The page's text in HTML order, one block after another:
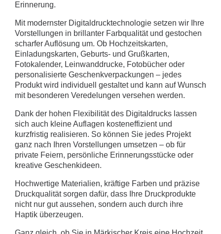
Erinnerung.
Mit modernster Digitaldrucktechnologie setzen wir Ihre
Vorstellungen in brillanter Farbqualität und gestochen
scharfer Auflösung um. Ob Hochzeitskarten,
Einladungskarten, Geburts- und Grußkarten,
Fotokalender, Leinwanddrucke, Fotobücher oder
personalisierte Geschenkverpackungen – jedes
Produkt wird individuell gestaltet und kann auf Wunsch
mit besonderen Veredelungen versehen werden.
Dank der hohen Flexibilität des Digitaldrucks lassen
sich auch kleine Auflagen kosteneffizient und
kurzfristig realisieren. So können Sie jedes Projekt
ganz nach Ihren Vorstellungen umsetzen – ob für
private Feiern, persönliche Erinnerungsstücke oder
kreative Geschenkideen.
Hochwertige Materialien, kräftige Farben und präzise
Druckqualität sorgen dafür, dass Ihre Druckprodukte
nicht nur gut aussehen, sondern auch durch ihre
Haptik überzeugen.